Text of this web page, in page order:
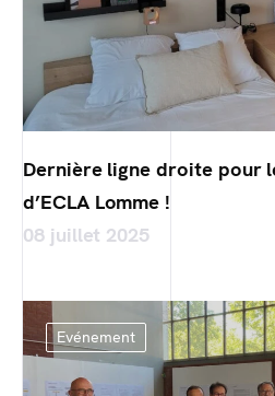
Dernière ligne droite pour
d’ECLA Lomme !
08 juillet 2025
Evénement